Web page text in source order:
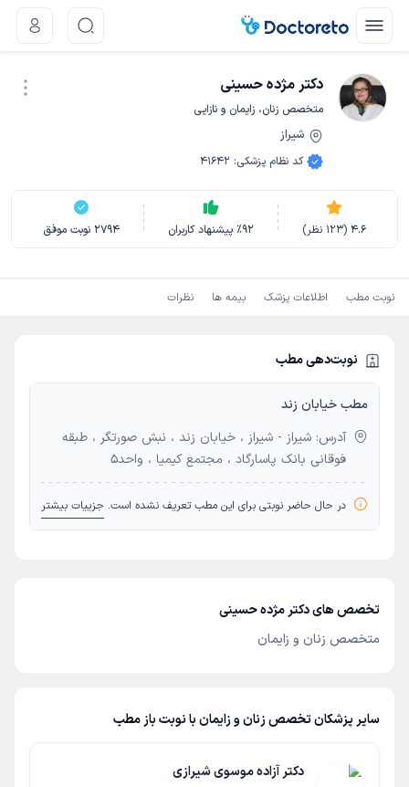
دکتر مژده حسینی
متخصص زنان، زایمان و نازایی
شیراز
کد نظام پزشکی:
41642
4.6
(
123 نظر) ٪92 پیشنهاد کاربران 2794 نوبت موفق
نوبت مطب اطلاعات پزشک بیمه ها نظرات
نوبت‌دهی مطب
مطب خیابان زند
آدرس: شیراز - شیراز ، خیابان زند ، نبش صورتگر ، طبقه
فوقانی بانک پاسارگاد ، مجتمع کیمیا ، واحد5
در حال حاضر نوبتی برای این مطب تعریف نشده است. جزییات بیشتر
تخصص های دکتر مژده حسینی
متخصص زنان و زایمان
سایر پزشکان تخصص زنان و زایمان با نوبت باز مطب
دکتر آزاده موسوی شیرازی